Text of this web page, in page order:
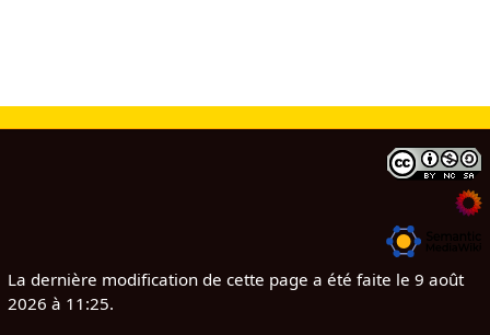
La dernière modification de cette page a été faite le 9 août
2026 à 11:25.